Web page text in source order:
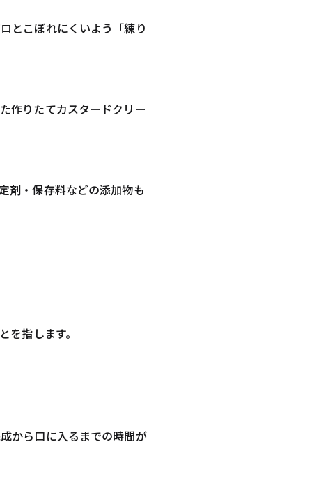
とこぼれにくいよう「練り
作りたてカスタードクリー
剤・保存料などの添加物も
指します。
から口に入るまでの時間が